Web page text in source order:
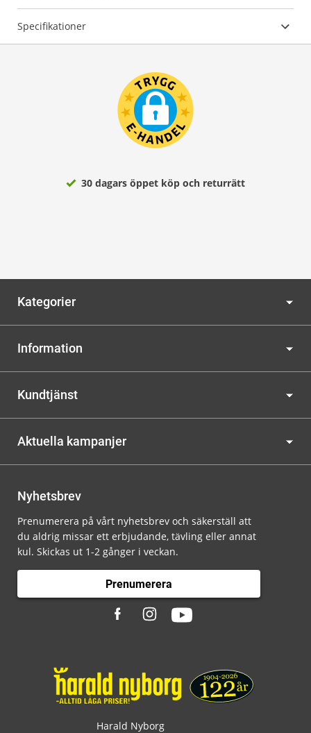
Specifikationer
30 dagars öppet köp och returrätt
Kategorier
Information
Kundtjänst
Aktuella kampanjer
Nyhetsbrev
Prenumerera på vårt nyhetsbrev och säkerställ att
du aldrig missar ett erbjudande, tävling eller annat
kul. Skickas ut 1-2 gånger i veckan.
Prenumerera
Harald Nyborg